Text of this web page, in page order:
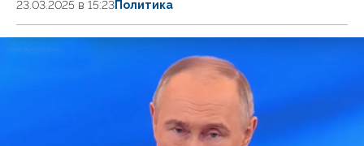
23.03.2025 в 15:23Политика